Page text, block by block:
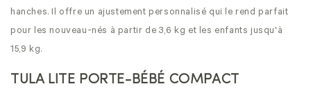
hanches. Il offre un ajustement personnalisé qui le rend parfait
pour les nouveau-nés à partir de 3,6 kg et les enfants jusqu'à
15,9 kg.
TULA LITE PORTE-BÉBÉ COMPACT